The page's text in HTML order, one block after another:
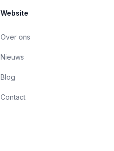
Website
Over ons
Nieuws
Blog
Contact